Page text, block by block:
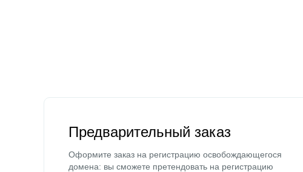
Предварительный заказ
Оформите заказ на регистрацию освобождающегося
домена: вы сможете претендовать на регистрацию